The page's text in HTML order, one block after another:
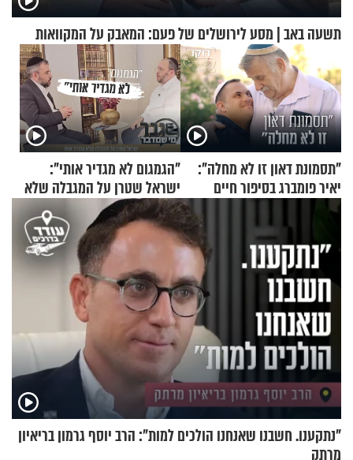
תשעה באב | מסע לירושלים של פעם: המאבק על המקוואות
"תסמונת דאון זו לא מחלה":
יאיר פומברג בסיפור חיים
מעורר השראה
"הגמגום לא מגדיר אותי":
ישראל שטרן על המגבלה שלא
עוצרת אותו
"נתקענו. חשבנו שאנחנו הולכים למות": הרב יוסף גרמון בריאיון
מרתק